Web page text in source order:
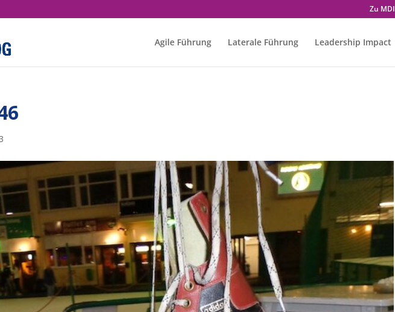
Zu MDI
Agile Führung Laterale Führung Leadership Impact